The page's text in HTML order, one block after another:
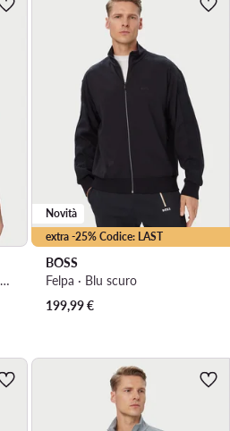
Camicia · Marrone · Regular Fit
extra -25% Codice: LAST
Novità
BOSS
Felpa · Blu scuro
199,99€